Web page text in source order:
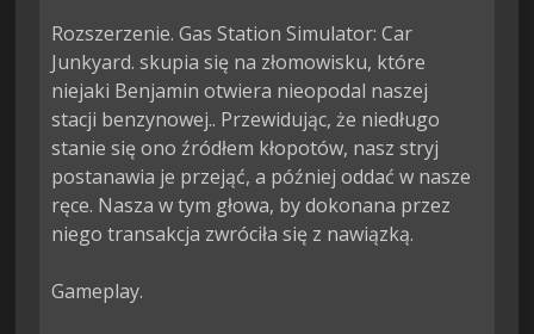
Rozszerzenie. Gas Station Simulator: Car
Junkyard. skupia się na złomowisku, które
niejaki Benjamin otwiera nieopodal naszej
stacji benzynowej.. Przewidując, że niedługo
stanie się ono źródłem kłopotów, nasz stryj
postanawia je przejąć, a później oddać w nasze
ręce. Nasza w tym głowa, by dokonana przez
niego transakcja zwróciła się z nawiązką.
Gameplay.